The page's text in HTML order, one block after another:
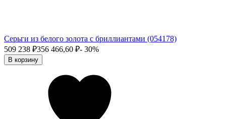
Серьги из белого золота с бриллиантами (054178)
509 238 ₽356 466,60 ₽- 30%
В корзину